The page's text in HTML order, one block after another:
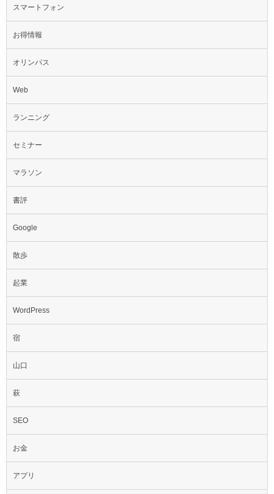
スマートフォン
お得情報
オリンパス
Web
ランニング
セミナー
マラソン
書評
Google
散歩
起業
WordPress
宿
山口
萩
SEO
お金
アプリ